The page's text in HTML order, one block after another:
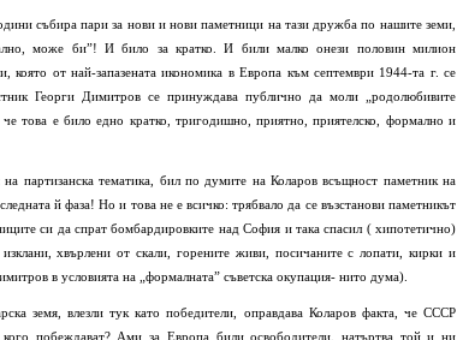
събира пари за нови и нови паметници на тази дружба по нашите земи,
може би”! И било за кратко. И били малко онези половин милион
от най-запазената икономика в Европа към септември 1944-та г. се
Георги Димитров се принуждава публично да моли „родолюбивите
това е било едно кратко, тригодишно, приятно, приятелско, формално и
партизанска тематика, бил по думите на Коларов всъщност паметник на
й фаза! Но и това не е всичко: трябвало да се възстанови паметникът
си да спрат бомбардировките над София и така спасил ( хипотетично)
хвърлени от скали, горените живи, посичаните с лопати, кирки и
в условията на „формалната” съветска окупация- нито дума).
земя, влезли тук като победители, оправдава Коларов факта, че СССР
побеждават? Ами за Европа били освободители, натъртва той и ни